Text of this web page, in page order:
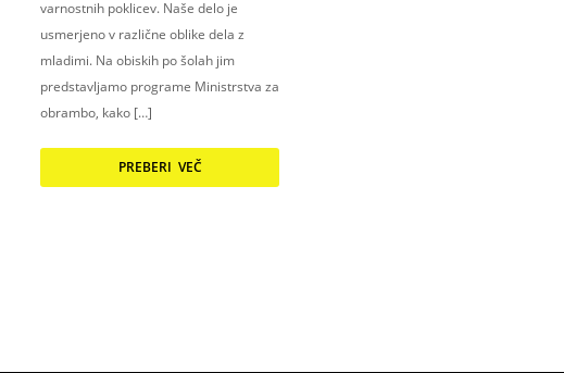
varnostnih poklicev. Naše delo je
usmerjeno v različne oblike dela z
mladimi. Na obiskih po šolah jim
predstavljamo programe Ministrstva za
obrambo, kako […]
PREBERI VEČ